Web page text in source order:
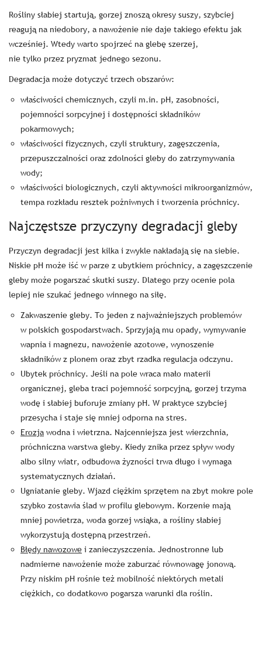
Rośliny słabiej startują, gorzej znoszą okresy suszy, szybciej
reagują na niedobory, a nawożenie nie daje takiego efektu jak
wcześniej. Wtedy warto spojrzeć na glebę szerzej,
nie tylko przez pryzmat jednego sezonu.
Degradacja może dotyczyć trzech obszarów:
właściwości chemicznych, czyli m.in. pH, zasobności,
pojemności sorpcyjnej i dostępności składników
pokarmowych;
właściwości fizycznych, czyli struktury, zagęszczenia,
przepuszczalności oraz zdolności gleby do zatrzymywania
wody;
właściwości biologicznych, czyli aktywności mikroorganizmów,
tempa rozkładu resztek pożniwnych i tworzenia próchnicy.
Najczęstsze przyczyny degradacji gleby
Przyczyn degradacji jest kilka i zwykle nakładają się na siebie.
Niskie pH może iść w parze z ubytkiem próchnicy, a zagęszczenie
gleby może pogarszać skutki suszy. Dlatego przy ocenie pola
lepiej nie szukać jednego winnego na siłę.
Zakwaszenie gleby. To jeden z najważniejszych problemów
w polskich gospodarstwach. Sprzyjają mu opady, wymywanie
wapnia i magnezu, nawożenie azotowe, wynoszenie
składników z plonem oraz zbyt rzadka regulacja odczynu.
Ubytek próchnicy. Jeśli na pole wraca mało materii
organicznej, gleba traci pojemność sorpcyjną, gorzej trzyma
wodę i słabiej buforuje zmiany pH. W praktyce szybciej
przesycha i staje się mniej odporna na stres.
Erozja wodna i wietrzna. Najcenniejsza jest wierzchnia,
próchniczna warstwa gleby. Kiedy znika przez spływ wody
albo silny wiatr, odbudowa żyzności trwa długo i wymaga
systematycznych działań.
Ugniatanie gleby. Wjazd ciężkim sprzętem na zbyt mokre pole
szybko zostawia ślad w profilu glebowym. Korzenie mają
mniej powietrza, woda gorzej wsiąka, a rośliny słabiej
wykorzystują dostępną przestrzeń.
Błędy nawozowe i zanieczyszczenia. Jednostronne lub
nadmierne nawożenie może zaburzać równowagę jonową.
Przy niskim pH rośnie też mobilność niektórych metali
ciężkich, co dodatkowo pogarsza warunki dla roślin.